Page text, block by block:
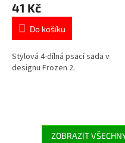
produktu
5,0
5
hvězdiček.
41 Kč
Do košíku
Stylová 4-dílná psací sada v
designu Frozen 2.
ZOBRAZIT